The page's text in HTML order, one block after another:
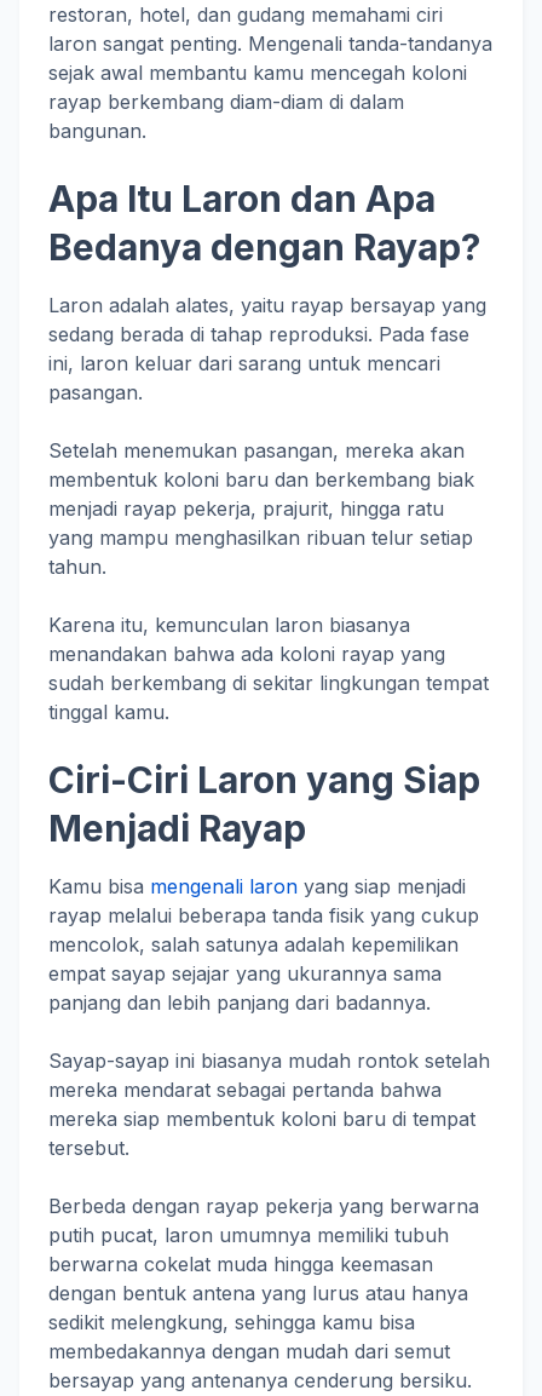
restoran, hotel, dan gudang memahami ciri
laron sangat penting. Mengenali tanda-tandanya
sejak awal membantu kamu mencegah koloni
rayap berkembang diam-diam di dalam
bangunan.
Apa Itu Laron dan Apa
Bedanya dengan Rayap?
Laron adalah alates, yaitu rayap bersayap yang
sedang berada di tahap reproduksi. Pada fase
ini, laron keluar dari sarang untuk mencari
pasangan.
Setelah menemukan pasangan, mereka akan
membentuk koloni baru dan berkembang biak
menjadi rayap pekerja, prajurit, hingga ratu
yang mampu menghasilkan ribuan telur setiap
tahun.
Karena itu, kemunculan laron biasanya
menandakan bahwa ada koloni rayap yang
sudah berkembang di sekitar lingkungan tempat
tinggal kamu.
Ciri-Ciri Laron yang Siap
Menjadi Rayap
Kamu bisa mengenali laron yang siap menjadi
rayap melalui beberapa tanda fisik yang cukup
mencolok, salah satunya adalah kepemilikan
empat sayap sejajar yang ukurannya sama
panjang dan lebih panjang dari badannya.
Sayap-sayap ini biasanya mudah rontok setelah
mereka mendarat sebagai pertanda bahwa
mereka siap membentuk koloni baru di tempat
tersebut.
Berbeda dengan rayap pekerja yang berwarna
putih pucat, laron umumnya memiliki tubuh
berwarna cokelat muda hingga keemasan
dengan bentuk antena yang lurus atau hanya
sedikit melengkung, sehingga kamu bisa
membedakannya dengan mudah dari semut
bersayap yang antenanya cenderung bersiku.